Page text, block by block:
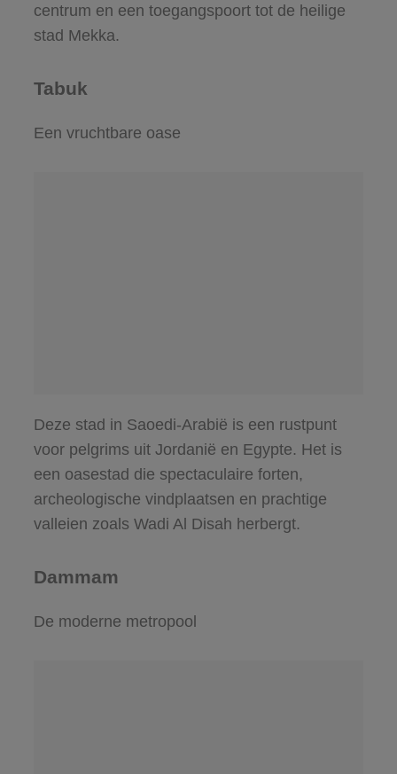
centrum en een toegangspoort tot de heilige
stad Mekka.
Tabuk
Een vruchtbare oase
Deze stad in Saoedi-Arabië is een rustpunt
voor pelgrims uit Jordanië en Egypte. Het is
een oasestad die spectaculaire forten,
archeologische vindplaatsen en prachtige
valleien zoals Wadi Al Disah herbergt.
Dammam
De moderne metropool